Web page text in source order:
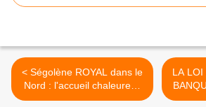
< Ségolène ROYAL dans le
Nord : l'accueil chaleureux
des militants et
LA LOI